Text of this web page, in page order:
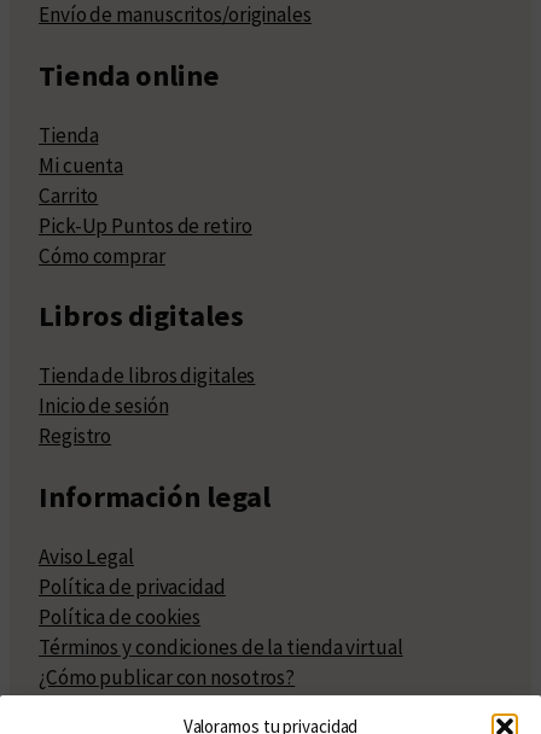
Valoramos tu privacidad
Envío de manuscritos/originales
Tienda online
Tienda
Mi cuenta
Carrito
Pick-Up Puntos de retiro
Cómo comprar
Libros digitales
Tienda de libros digitales
Inicio de sesión
Registro
Información legal
Aviso Legal
Política de privacidad
Política de cookies
Términos y condiciones de la tienda virtual
¿Cómo publicar con nosotros?